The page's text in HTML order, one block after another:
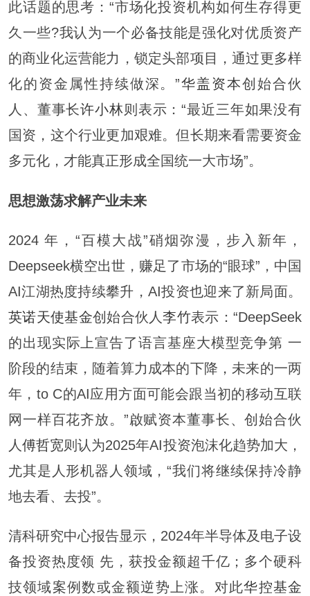
此话题的思考：“市场化投资机构如何生存得更
久一些?我认为一个必备技能是强化对优质资产
的商业化运营能力，锁定头部项目，通过更多样
化的资金属性持续做深。”华盖资本创始合伙
人、董事长许小林则表示：“最近三年如果没有
国资，这个行业更加艰难。但长期来看需要资金
多元化，才能真正形成全国统一大市场”。
思想激荡求解产业未来
2024 年，“百模大战”硝烟弥漫，步入新年，
Deepseek横空出世，赚足了市场的“眼球”，中国
AI江湖热度持续攀升，AI投资也迎来了新局面。
英诺天使基金创始合伙人李竹表示：“DeepSeek
的出现实际上宣告了语言基座大模型竞争第 一
阶段的结束，随着算力成本的下降，未来的一两
年，to C的AI应用方面可能会跟当初的移动互联
网一样百花齐放。”啟赋资本董事长、创始合伙
人傅哲宽则认为2025年AI投资泡沫化趋势加大，
尤其是人形机器人领域，“我们将继续保持冷静
地去看、去投”。
清科研究中心报告显示，2024年半导体及电子设
备投资热度领 先，获投金额超千亿；多个硬科
技领域案例数或金额逆势上涨。对此华控基金